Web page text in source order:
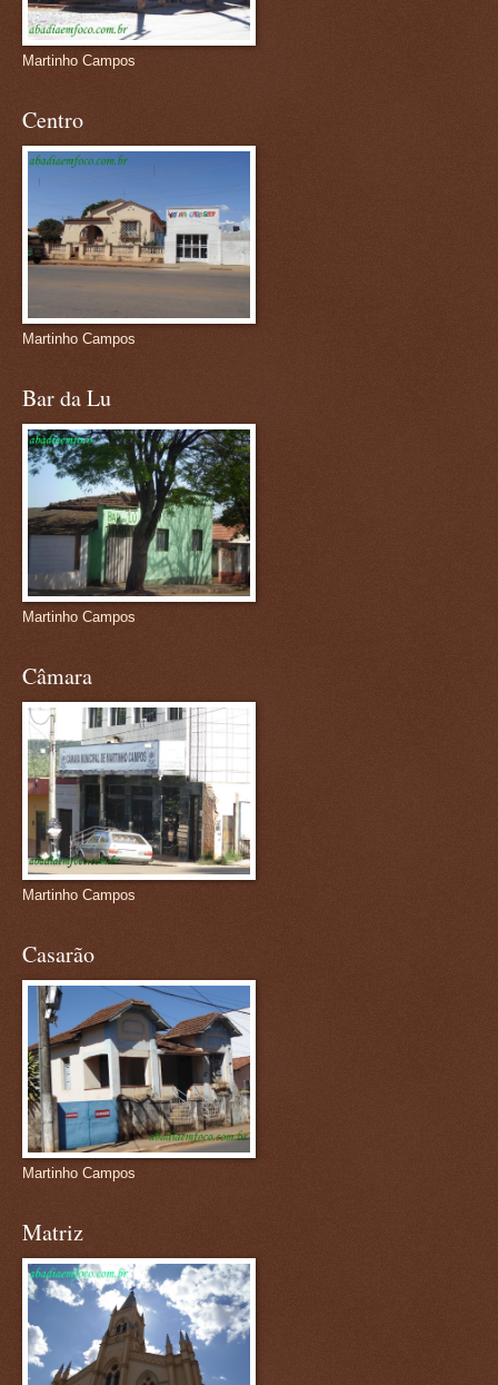
Martinho Campos
Centro
Martinho Campos
Bar da Lu
Martinho Campos
Câmara
Martinho Campos
Casarão
Martinho Campos
Matriz